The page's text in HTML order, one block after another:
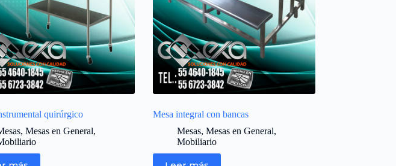
quirúrgico
, Mesas en General,
Mesa integral con bancas
Mesas, Mesas en General,
Mobiliario
Nuestro equipo de atención y ventas.